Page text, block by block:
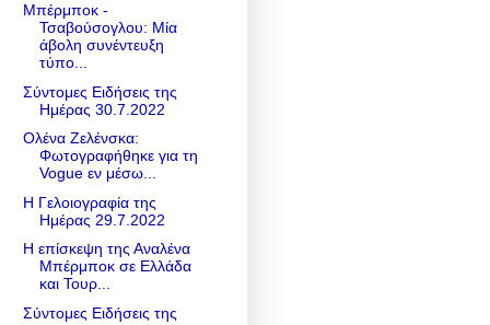
Μπέρμποκ -
Τσαβούσογλου: Μία
άβολη συνέντευξη
τύπο...
Σύντομες Ειδήσεις της
Ημέρας 30.7.2022
Ολένα Ζελένσκα:
Φωτογραφήθηκε για τη
Vogue εν μέσω...
Η Γελοιογραφία της
Ημέρας 29.7.2022
Η επίσκεψη της Αναλένα
Μπέρμποκ σε Ελλάδα
και Τουρ...
Σύντομες Ειδήσεις της